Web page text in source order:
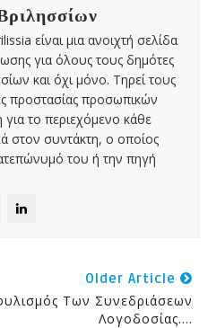
είναι μια ανοιχτή σελίδα
για όλους τους δημότες
και όχι μόνο. Τηρεί τους
προστασίας προσωπικών
το περιεχόμενο κάθε
στον συντάκτη, ο οποίος
του ή την πηγή
Older Article
Των Συνεδριάσεων
Λογοδοσίας....